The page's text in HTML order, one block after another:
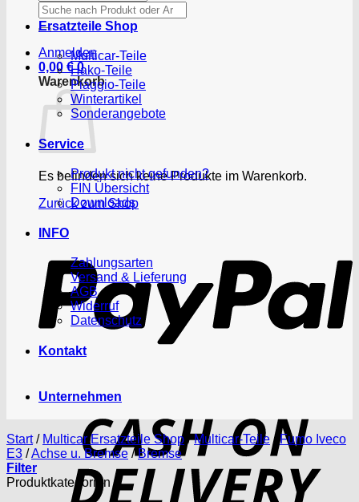
Suchen
nach:
Anmelden
0,00 € 0
Warenkorb
Es befinden sich keine Produkte im Warenkorb.
Zurück zum Shop
Ersatzteile Shop
Multicar-Teile
Hako-Teile
Piaggio-Teile
Winterartikel
Sonderangebote
Service
Produkt nicht gefunden?
FIN Übersicht
Downloads
INFO
Zahlungsarten
Versand & Lieferung
AGB
Widerruf
Datenschutz
Kontakt
Unternehmen
Start / Multicar Ersatzteile Shop / Multicar-Teile / Fumo Iveco
E3 /Achse u. Bremse / Bremse
Filter
Produktkategorien